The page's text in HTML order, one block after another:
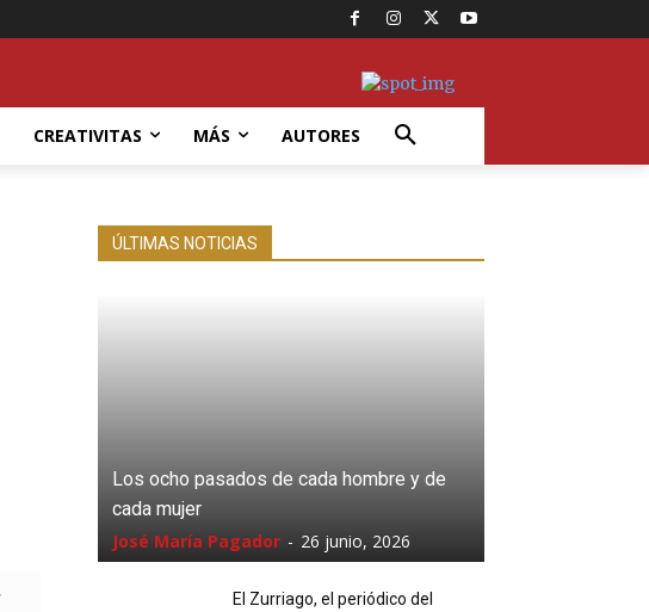
CREATIVITAS MÁS AUTORES
ÚLTIMAS NOTICIAS
Los ocho pasados de cada hombre y de
cada mujer
José María Pagador - 26 junio, 2026
El Zurriago, el periódico del